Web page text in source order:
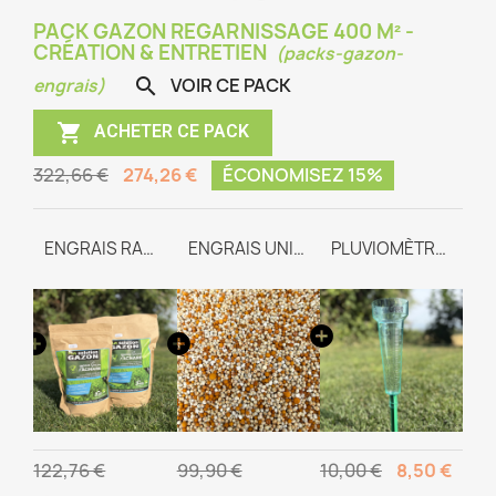
PACK GAZON REGARNISSAGE 400 M² -
CRÉATION & ENTRETIEN (packs-gazon-
engrais)
 VOIR CE PACK
 ACHETER CE PACK
322,66 € 274,26 € ÉCONOMISEZ 15%
ENGRAIS RACINAIRE
122,76 €
ENGRAIS UNIVERSEL TEAM-WAY
99,90 €
PLUVIOMÈTRE GRADUÉ
10,00 € 8,50 €